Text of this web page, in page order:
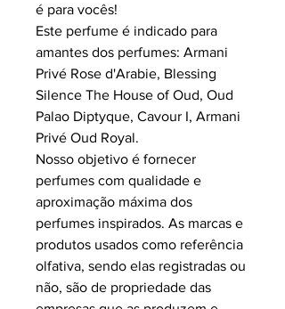
é para vocês!
Este perfume é indicado para
amantes dos perfumes: Armani
Privé Rose d'Arabie, Blessing
Silence The House of Oud, Oud
Palao Diptyque, Cavour I, Armani
Privé Oud Royal.
Nosso objetivo é fornecer
perfumes com qualidade e
aproximação máxima dos
perfumes inspirados. As marcas e
produtos usados como referência
olfativa, sendo elas registradas ou
não, são de propriedade das